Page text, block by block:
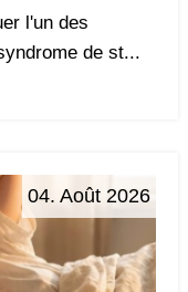
l'un des
de st...
04. Août 2026